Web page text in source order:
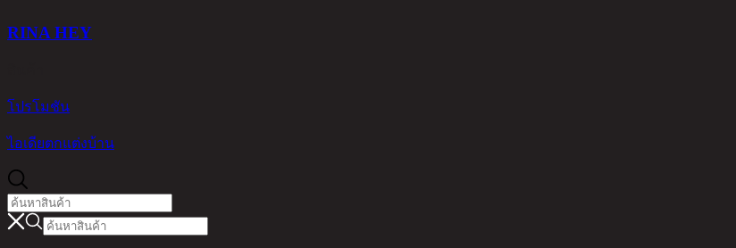
RINA HEY
โปรโมชัน
ไอเดียตกแต่งบ้าน